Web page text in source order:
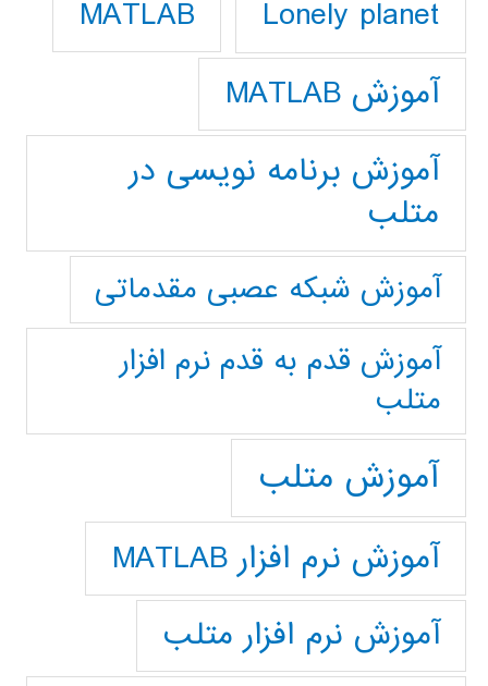
Lonely planet
MATLAB
آموزش MATLAB
آموزش برنامه نویسی در
متلب
آموزش شبکه عصبی مقدماتی
آموزش قدم به قدم نرم افزار
متلب
آموزش متلب
آموزش نرم افزار MATLAB
آموزش نرم افزار متلب